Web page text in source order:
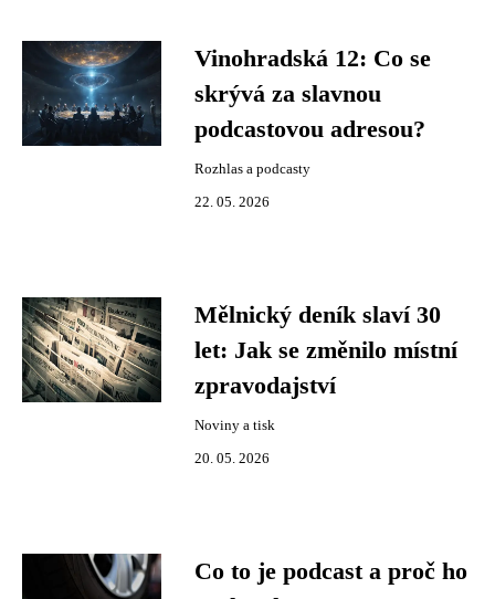
Vinohradská 12: Co se
skrývá za slavnou
podcastovou adresou?
Rozhlas a podcasty
22. 05. 2026
Mělnický deník slaví 30
let: Jak se změnilo místní
zpravodajství
Noviny a tisk
20. 05. 2026
Co to je podcast a proč ho